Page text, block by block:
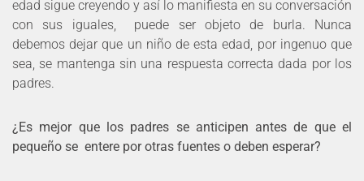
edad sigue creyendo y así lo manifiesta en su conversación
con sus iguales, puede ser objeto de burla. Nunca
debemos dejar que un niño de esta edad, por ingenuo que
sea, se mantenga sin una respuesta correcta dada por los
padres.
¿Es mejor que los padres se anticipen antes de que el
pequeño se entere por otras fuentes o deben esperar?